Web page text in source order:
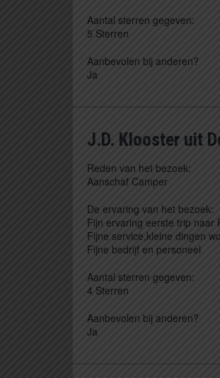
Aantal sterren gegeven:
5 Sterren
Aanbevolen bij anderen?
Ja
J.D. Klooster uit
Reden van het bezoek:
Aanschaf Camper
De ervaring van het bezoek:
Fijn ervaring eerste trip naar
Fijne service,kleine dingen
Fijne bedrijf en personeel
Aantal sterren gegeven:
4 Sterren
Aanbevolen bij anderen?
Ja